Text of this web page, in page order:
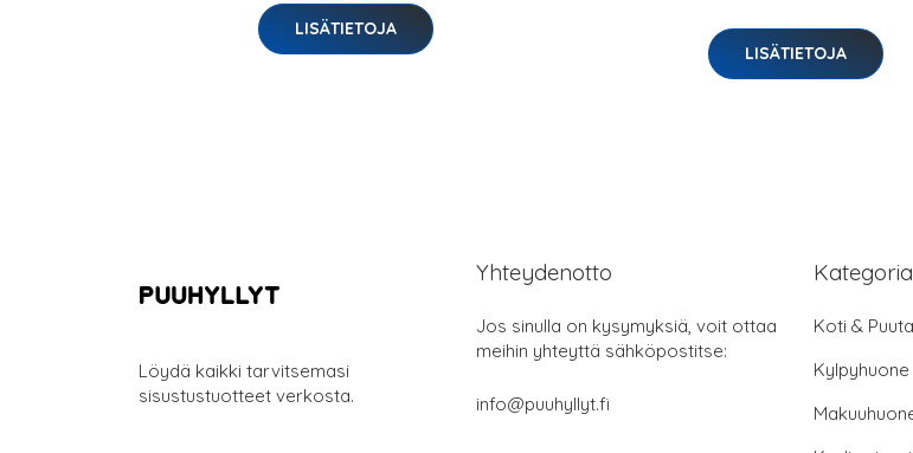
LISÄTIETOJA
LISÄTIETOJA
Löydä kaikki tarvitsemasi
sisustustuotteet verkosta.
Yhteydenotto
Jos sinulla on kysymyksiä, voit ottaa
meihin yhteyttä sähköpostitse:
info@puuhyllyt.fi
Koti &
Kylpyhuone